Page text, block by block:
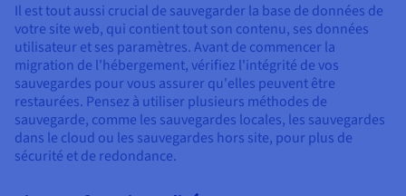
Il est tout aussi crucial de sauvegarder la base de données de
votre site web, qui contient tout son contenu, ses données
utilisateur et ses paramètres. Avant de commencer la
migration de l'hébergement, vérifiez l'intégrité de vos
sauvegardes pour vous assurer qu'elles peuvent être
restaurées. Pensez à utiliser plusieurs méthodes de
sauvegarde, comme les sauvegardes locales, les sauvegardes
dans le cloud ou les sauvegardes hors site, pour plus de
sécurité et de redondance.